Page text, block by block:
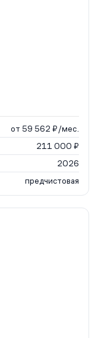
от 59 562 ₽/мес.
211 000 ₽
2026
предчистовая